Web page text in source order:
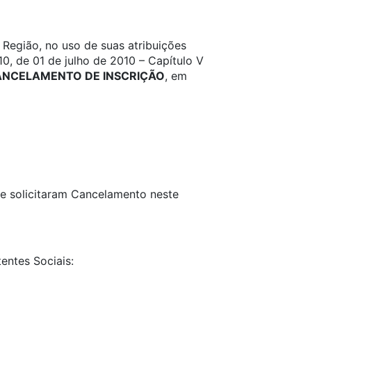
no uso de suas atribuições
de 01 de julho de 2010 – Capítulo V
DE INSCRIÇÃO, em
solicitaram Cancelamento neste
Sociais: